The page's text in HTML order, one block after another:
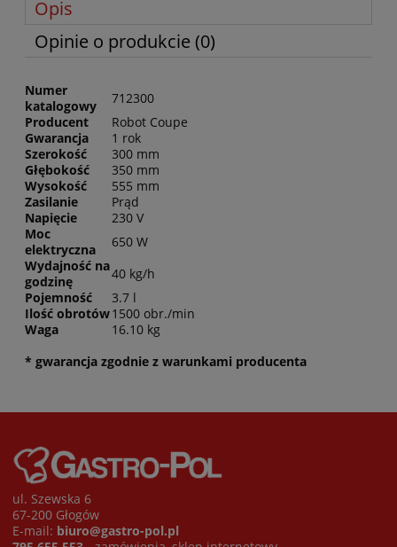
Opis
Opinie o produkcie (0)
Numer
katalogowy
712300
Producent
Robot Coupe
Gwarancja
1 rok
Szerokość
300 mm
Głębokość
350 mm
Wysokość
555 mm
Zasilanie
Prąd
Napięcie
230 V
Moc
elektryczna
650 W
Wydajność na
godzinę
40 kg/h
Pojemność
3.7 l
Ilość obrotów1500 obr./min
Waga
16.10 kg
* gwarancja zgodnie z warunkami producenta
ul. Szewska 6
67-200 Głogów
E-mail: biuro@gastro-pol.pl